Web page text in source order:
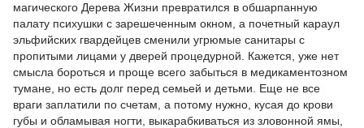
магического Дерева Жизни превратился в обшарпанную
палату психушки с зарешеченным окном, а почетный караул
эльфийских гвардейцев сменили угрюмые санитары с
пропитыми лицами у дверей процедурной. Кажется, уже нет
смысла бороться и проще всего забыться в медикаментозном
тумане, но есть долг перед семьей и детьми. Еще не все
враги заплатили по счетам, а потому нужно, кусая до крови
губы и обламывая ногти, выкарабкиваться из зловонной ямы,